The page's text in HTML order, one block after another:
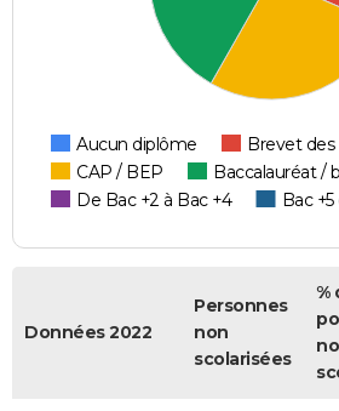
Aucun diplôme
Brevet des
CAP / BEP
Baccalauréat /
De Bac +2 à Bac +4
Bac
Données 2022
Personnes
non
scolarisées
%